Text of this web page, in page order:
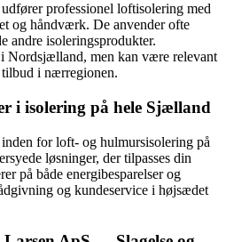
professionel loftisolering med
og håndværk. De anvender ofte
andre isoleringsprodukter.
Nordsjælland, men kan være relevant
i nærregionen.
i isolering på hele Sjælland
for loft- og hulmursisolering på
løsninger, der tilpasses din
på både energibesparelser og
og kundeservice i højsædet